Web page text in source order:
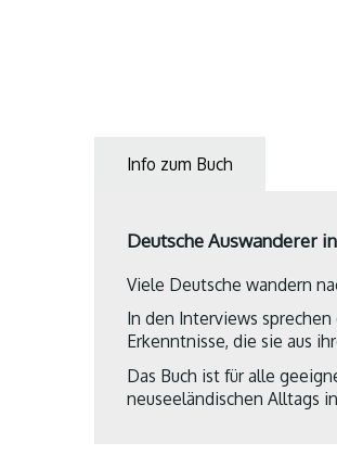
Info zum Buch
Deutsche Auswanderer
Viele Deutsche wandern
In den Interviews
Erkenntnisse, die sie aus
Das Buch ist für alle
neuseeländischen Alltags